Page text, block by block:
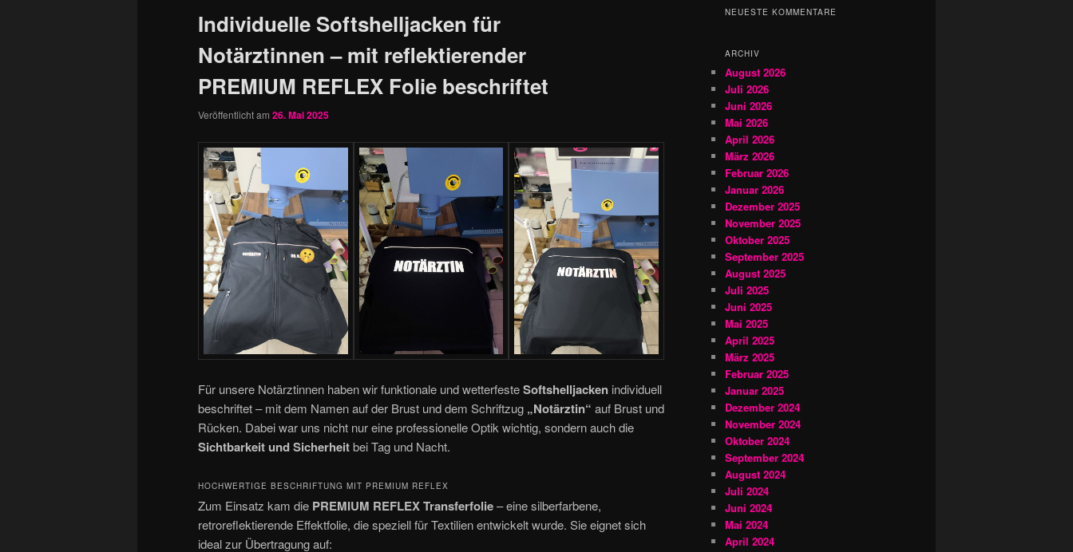
Individuelle Softshelljacken für
Notärztinnen – mit reflektierender
PREMIUM REFLEX Folie beschriftet
Veröffentlicht am 26. Mai 2025
Für unsere Notärztinnen haben wir funktionale und wetterfesteSoftshelljacken individuell
beschriftet – mit dem Namen auf der Brust und dem Schriftzug „Notärztin“ auf Brust und
Rücken. Dabei war uns nicht nur eine professionelle Optik wichtig, sondern auch die
Sichtbarkeit und Sicherheitbei Tag und Nacht.
HOCHWERTIGE BESCHRIFTUNG MIT PREMIUM REFLEX
Zum Einsatz kam die PREMIUM REFLEX Transferfolie– eine silberfarbene,
retroreflektierende Effektfolie, die speziell für Textilien entwickelt wurde. Sie eignet sich
ideal zur Übertragung auf:
h
NEUESTE KOMMENTARE
ARCHIV
August 2026
Juli 2026
Juni 2026
Mai 2026
April 2026
März 2026
Februar 2026
Januar 2026
Dezember 2025
November 2025
Oktober 2025
September 2025
August 2025
Juli 2025
Juni 2025
Mai 2025
April 2025
März 2025
Februar 2025
Januar 2025
Dezember 2024
November 2024
Oktober 2024
September 2024
August 2024
Juli 2024
Juni 2024
Mai 2024
April 2024